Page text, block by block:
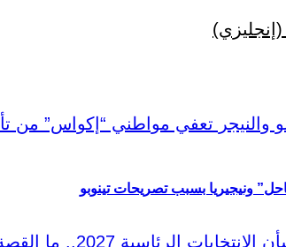
ونيجيريا بسبب تصريحات تينوبو